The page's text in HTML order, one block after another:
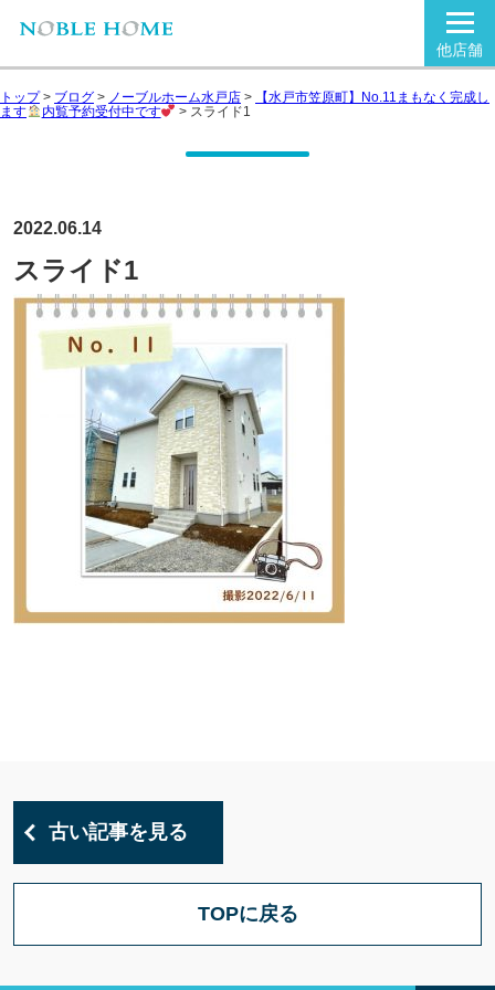
他店舗
トップ> ブログ > ノーブルホーム水戸店 >
【水戸市笠原町】No.11まもなく完成し
ます
内覧予約受付中です > スライド1
2022.06.14
スライド1
古い記事を見る
TOPに戻る